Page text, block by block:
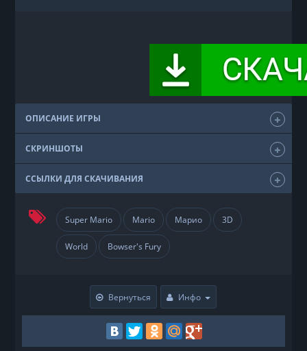
ОПИСАНИЕ ИГРЫ
СКРИНШОТЫ
ССЫЛКИ ДЛЯ СКАЧИВАНИЯ
Super Mario Mario Марио 3D
World Bowser's Fury
Вернуться Инфо